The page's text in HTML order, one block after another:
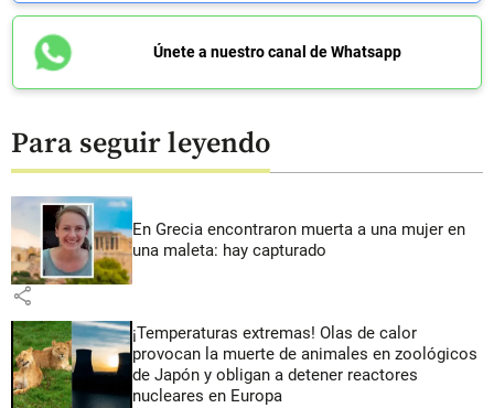
Únete a nuestro canal de Whatsapp
Para seguir leyendo
En Grecia encontraron muerta a una mujer en
una maleta: hay capturado
share
¡Temperaturas extremas! Olas de calor
provocan la muerte de animales en zoológicos
de Japón y obligan a detener reactores
nucleares en Europa